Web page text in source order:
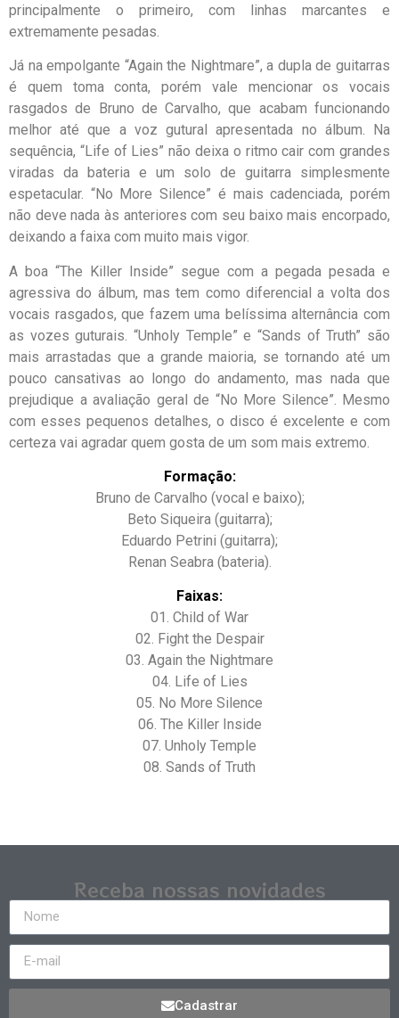
principalmente o primeiro, com linhas marcantes e
extremamente pesadas.
Já na empolgante “Again the Nightmare”, a dupla de guitarras
é quem toma conta, porém vale mencionar os vocais
rasgados de Bruno de Carvalho, que acabam funcionando
melhor até que a voz gutural apresentada no álbum. Na
sequência, “Life of Lies” não deixa o ritmo cair com grandes
viradas da bateria e um solo de guitarra simplesmente
espetacular. “No More Silence” é mais cadenciada, porém
não deve nada às anteriores com seu baixo mais encorpado,
deixando a faixa com muito mais vigor.
A boa “The Killer Inside” segue com a pegada pesada e
agressiva do álbum, mas tem como diferencial a volta dos
vocais rasgados, que fazem uma belíssima alternância com
as vozes guturais. “Unholy Temple” e “Sands of Truth” são
mais arrastadas que a grande maioria, se tornando até um
pouco cansativas ao longo do andamento, mas nada que
prejudique a avaliação geral de “No More Silence”. Mesmo
com esses pequenos detalhes, o disco é excelente e com
certeza vai agradar quem gosta de um som mais extremo.
Formação:
Bruno de Carvalho (vocal e baixo);
Beto Siqueira (guitarra);
Eduardo Petrini (guitarra);
Renan Seabra (bateria).
Faixas:
01. Child of War
02. Fight the Despair
03. Again the Nightmare
04. Life of Lies
05. No More Silence
06. The Killer Inside
07. Unholy Temple
08. Sands of Truth
Receba nossas novidades
Cadastrar